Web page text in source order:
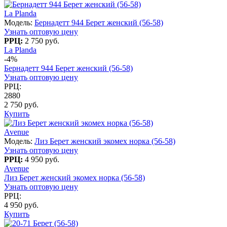
La Planda
Модель: Бернадетт 944 Берет женский (56-58)
Узнать оптовую цену
РРЦ: 2 750 руб.
La Planda
-4%
Бернадетт 944 Берет женский (56-58)
Узнать оптовую цену
РРЦ:
2880
2 750 руб.
Купить
Avenue
Модель: Лиз Берет женский экомех норка (56-58)
Узнать оптовую цену
РРЦ: 4 950 руб.
Avenue
Лиз Берет женский экомех норка (56-58)
Узнать оптовую цену
РРЦ:
4 950 руб.
Купить